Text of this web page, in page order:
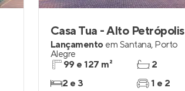
Casa Tua - Alto Petrópolis
Lançamento em Santana, Porto
Alegre
99 e 127 m²
2 e 3
2
1 e 2